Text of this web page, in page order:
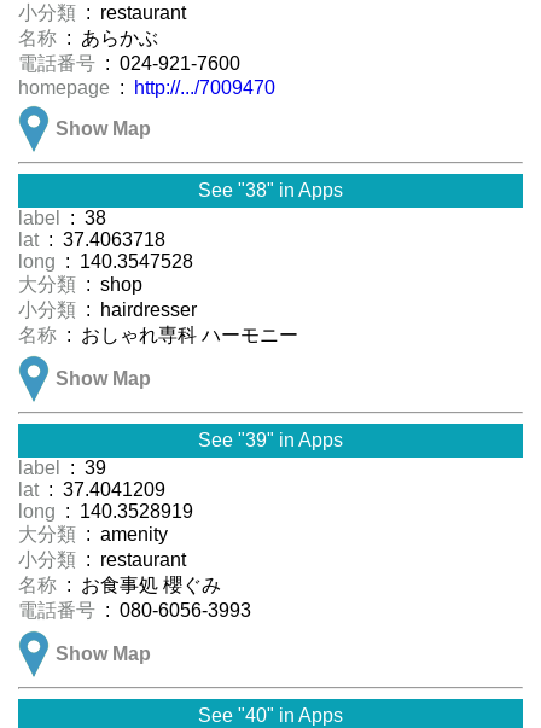
小分類 : restaurant
名称 : あらかぶ
電話番号 : 024-921-7600
homepage :
http://.../7009470
Show Map
See "38" in Apps
label
: 38
lat : 37.4063718
long : 140.3547528
大分類 : shop
小分類 : hairdresser
名称 : おしゃれ専科 ハーモニー
Show Map
See "39" in Apps
label
: 39
lat : 37.4041209
long : 140.3528919
大分類 : amenity
小分類 : restaurant
名称 : お食事処 櫻ぐみ
電話番号 : 080-6056-3993
Show Map
See "40" in Apps